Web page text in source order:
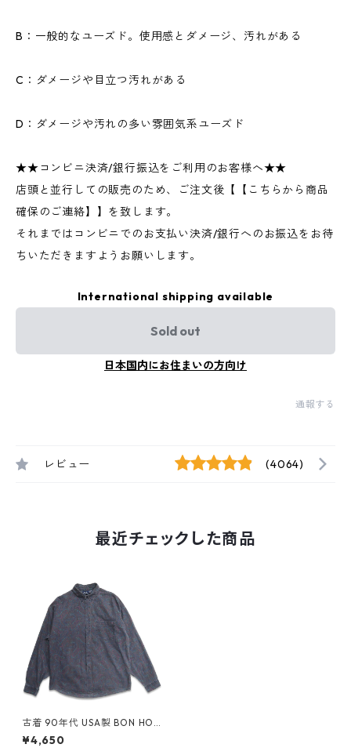
B：一般的なユーズド。使用感とダメージ、汚れがある
C：ダメージや目立つ汚れがある
D：ダメージや汚れの多い雰囲気系ユーズド
★★コンビニ決済/銀行振込をご利用のお客様へ★★
店頭と並行しての販売のため、ご注文後【【こちらから商品
確保のご連絡】】を致します。
それまではコンビニでのお支払い決済/銀行へのお振込をお待
ちいただきますようお願いします。
International shipping available
Sold out
日本国内にお住まいの方向け
通報する
レビュー (4064)
最近チェックした商品
古着 90年代 USA製 BON HO
MME 長袖シャツ ボタンダウン
シャツ 総柄 ペイズリー柄 表
¥4,650